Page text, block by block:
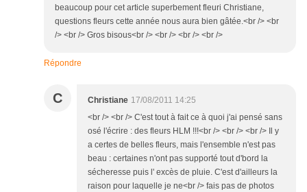
beaucoup pour cet article superbement fleuri Christiane,
questions fleurs cette année nous aura bien gâtée.<br /> <br
/> <br /> Gros bisous<br /> <br /> <br /> <br />
Répondre
C Christiane 17/08/2011 14:25
<br /> <br /> C'est tout à fait ce à quoi j'ai pensé sans
osé l'écrire : des fleurs HLM !!!<br /> <br /> <br /> Il y
a certes de belles fleurs, mais l'ensemble n'est pas
beau : certaines n'ont pas supporté tout d'bord la
sécheresse puis l' excès de pluie. C'est d'ailleurs la
raison pour laquelle je ne<br /> fais pas de photos